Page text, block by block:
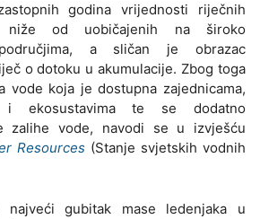
godina vrijednosti riječnih
od uobičajenih na široko
područjima, a sličan je obrazac
o dotoku u akumulacije. Zbog toga
vode koja je dostupna zajednicama,
i ekosustavima te se dodatno
zalihe vode, navodi se u izvješću
Resources (Stanje svjetskih vodnih
gubitak mase ledenjaka u